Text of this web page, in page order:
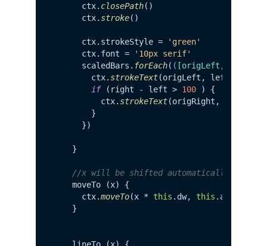
      ctx.
closePath()
      ctx.
stroke()
      ctx.
strokeStyle =
'green'
      ctx.
font =
'10px serif'
      scaledBars.
forEach( ( [origLeft,
        ctx.
strokeText(origLeft, left,
if (right - left > 100 ) {
          ctx.
strokeText(origRight, right,
        }
      })
    }
//x will be shifted automatically
    moveTo (x) {
      ctx.
moveTo(x * this . dw, this . anchorY
    }
    lineTo (x) {